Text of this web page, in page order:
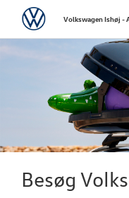
VolkswagenVolkswagen Ishøj -
Besøg